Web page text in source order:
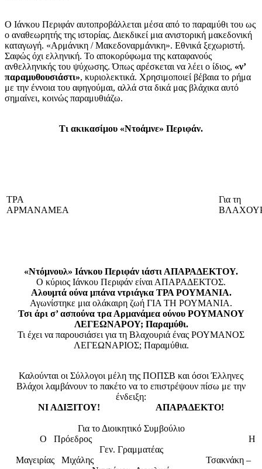
Ο Ιάνκου Περιφάν αυτοπροβάλλεται μέσα από το παραμύθι του ως
ο αναθεωρητής της ιστορίας. Διεκδικεί μια ανιστορική μακεδονική
καταγωγή. «Αρμάνικη / Μακεδοναρμάνικη». Εθνικά ξεχωριστή.
Σαφώς όχι ελληνική. Το αποκορύφωμα της καταφανούς
ανθελληνικής του ψύχωσης. Όπως αρέσκεται να λέει ο ίδιος, «ν’
παραμυθουσιάστι», κυριολεκτικά. Χρησιμοποιεί βέβαια το ρήμα
με την έννοια του αφηγούμαι, αλλά στα δικά μας βλάχικα αυτό
σημαίνει, κοινώς παραμυθιάζω.
Τι ακικασίμου «Ντοάμνε» Περιφάν.
ΤΡΑ
ΑΡΜΑΝΑΜΕΑ
Για τη
«Ντόμνουλ» Ιάνκου Περιφάν ιάστι ΑΠΑΡΑΔΕΚΤΟΥ.
Ο κύριος Ιάνκου Περιφάν είναι ΑΠΑΡΑΔΕΚΤΟΣ.
Αλουμτά ούνα μπάνα ντριάγκα ΤΡΑ ΡΟΥΜΑΝΙΑ.
Αγωνίστηκε μια ολάκαιρη ζωή ΓΙΑ ΤΗ ΡΟΥΜΑΝΙΑ.
Τσι άρι σ’ ασπούνα τρα Αρμανάμεα ούνου ΡΟΥΜΑΝΟΥ
ΛΕΓΕΩΝΑΡΟΥ; Παραμύθι.
Τι έχει να παρουσιάσει για τη Βλαχουριά ένας ΡΟΥΜΑΝΟΣ
ΛΕΓΕΩΝΑΡΙΟΣ; Παραμύθια.
Καλούνται οι Σύλλογοι μέλη της ΠΟΠΣΒ και όσοι Έλληνες
Βλάχοι λαμβάνουν το πακέτο να το επιστρέψουν πίσω με την
ένδειξη:
ΝΙ ΑΔΙΞΙΤΟΥ! ΑΠΑΡΑΔΕΚΤΟ!
Για το Διοικητικό Συμβούλιο
Ο Πρόεδρος Η
Γεν. Γραμματέας
Μαγειρίας Μιχάλης Τσακνάκη –